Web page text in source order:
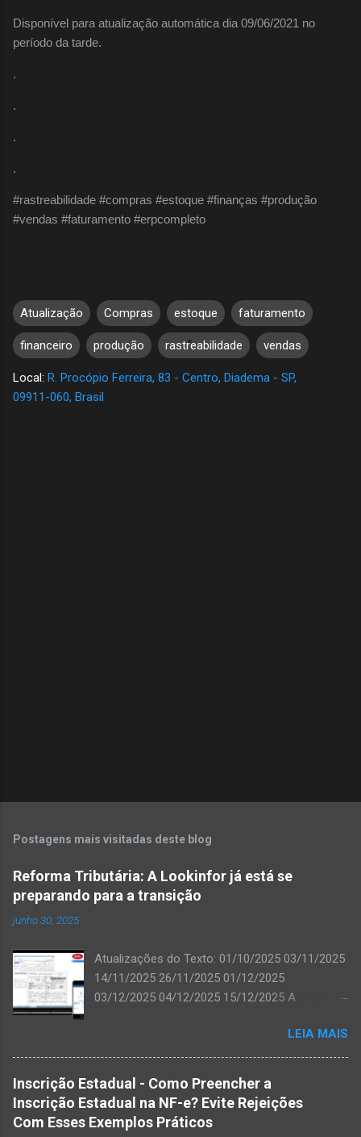
Disponível para atualização automática dia 09/06/2021 no
período da tarde.
.
.
.
.
#rastreabilidade #compras #estoque #finanças #produção
#vendas #faturamento #erpcompleto
Atualização Compras estoque faturamento
financeiro produção rastreabilidade vendas
Local: R. Procópio Ferreira, 83 - Centro, Diadema - SP,
09911-060, Brasil
Postagens mais visitadas deste blog
Reforma Tributária: A Lookinfor já está se
preparando para a transição
junho 30, 2025
Atualizações do Texto: 01/10/2025 03/11/2025
14/11/2025 26/11/2025 01/12/2025
03/12/2025 04/12/2025 15/12/2025 A
do ERP ISIA para atender às exigências da
transição gradual da Reforma Tributária.
Estamos atentos aos prazos definidos e as
atualizações necessárias serão liberadas
conforme o cronograma de produção da
SEFAZ. Comunicados oficiais serão enviados
LEIA MAIS
Inscrição Estadual - Como Preencher a
Inscrição Estadual na NF-e? Evite Rejeições
Com Esses Exemplos Práticos